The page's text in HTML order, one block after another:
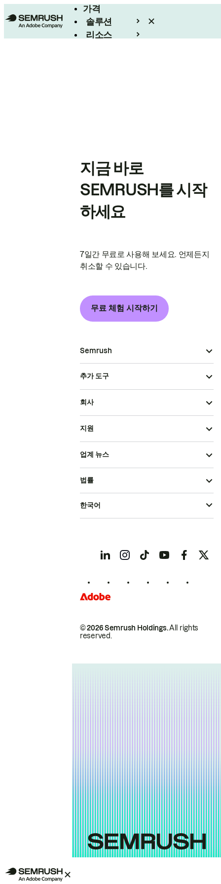
가격
솔루션
리소스
지금 바로
SEMRUSH를 시작
하세요
7일간 무료로 사용해 보세요. 언제든지
취소할 수 있습니다.
무료 체험 시작하기
Semrush
추가 도구
회사
지원
업계 뉴스
© 2026 Semrush Holdings.All rights
reserved.
법률
한국어